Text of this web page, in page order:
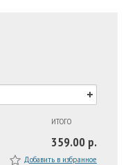
ИТОГО
359.00 р.
Добавить в избранное